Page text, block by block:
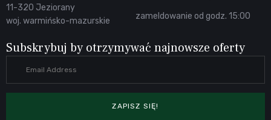
11-320 Jeziorany
woj. warmińsko-mazurskie
zameldowanie od godz. 15:00
Subskrybuj by otrzymywać najnowsze oferty
ZAPISZ SIĘ!